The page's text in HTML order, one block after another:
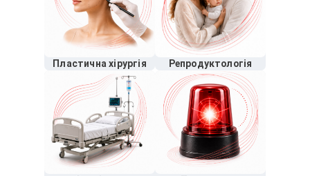
Пластична хірургія Репродуктологія